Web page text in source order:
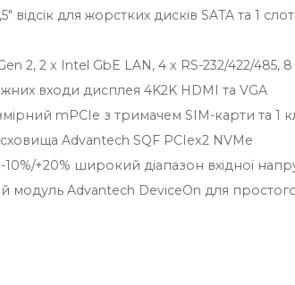
відсік для жорстких дисків SATA та 1
2, 2 x Intel GbE LAN, 4 x RS-232/422/485, 8
входи дисплея 4K2K HDMI та VGA
mPCIe з тримачем SIM-карти та 1
Advantech SQF PCIex2 NVMe
-10%/+20% широкий діапазон вхідної
модуль Advantech DeviceOn для